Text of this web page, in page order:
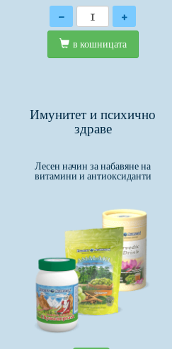
Количество
- +
в кошницата
Имунитет и психично
здраве
Лесен начин за набавяне на
витамини и антиоксиданти